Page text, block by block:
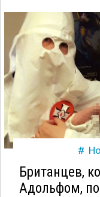
Британцев,
Адольфом,